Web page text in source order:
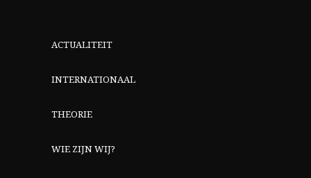
ACTUALITEIT
INTERNATIONAAL
THEORIE
WIE ZIJN WIJ?